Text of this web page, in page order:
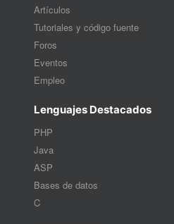
Artículos
Tutoriales y código fuente
Foros
Eventos
Empleo
Lenguajes Destacados
PHP
Java
ASP
Bases de datos
C